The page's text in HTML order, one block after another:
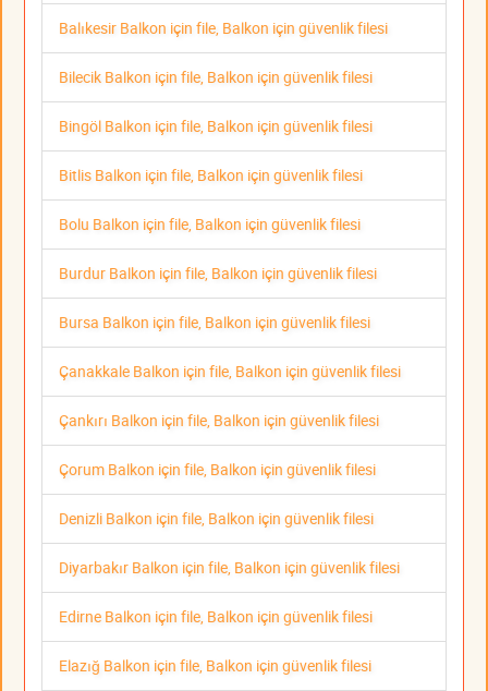
Balıkesir Balkon için file, Balkon için güvenlik filesi
Bilecik Balkon için file, Balkon için güvenlik filesi
Bingöl Balkon için file, Balkon için güvenlik filesi
Bitlis Balkon için file, Balkon için güvenlik filesi
Bolu Balkon için file, Balkon için güvenlik filesi
Burdur Balkon için file, Balkon için güvenlik filesi
Bursa Balkon için file, Balkon için güvenlik filesi
Çanakkale Balkon için file, Balkon için güvenlik filesi
Çankırı Balkon için file, Balkon için güvenlik filesi
Çorum Balkon için file, Balkon için güvenlik filesi
Denizli Balkon için file, Balkon için güvenlik filesi
Diyarbakır Balkon için file, Balkon için güvenlik filesi
Edirne Balkon için file, Balkon için güvenlik filesi
Elazığ Balkon için file, Balkon için güvenlik filesi